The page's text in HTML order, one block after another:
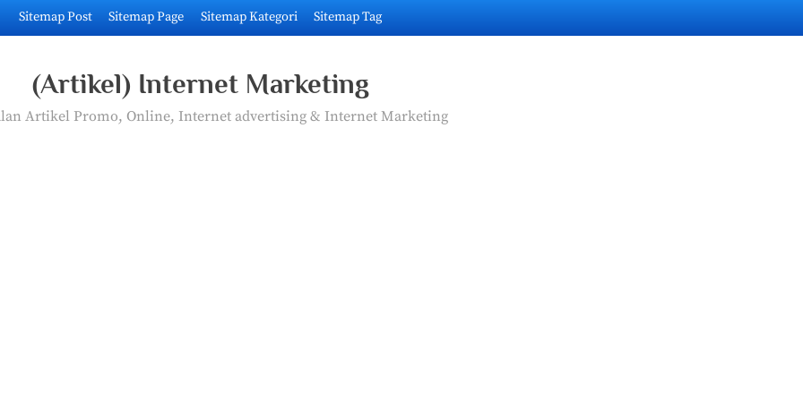
Sitemap Post Sitemap Page Sitemap Kategori Sitemap Tag
(Artikel) Internet Marketing
Artikel Promo, Online, Internet advertising & Internet Marketing